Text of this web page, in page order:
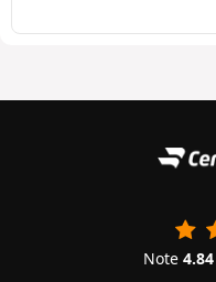
Note 4.84